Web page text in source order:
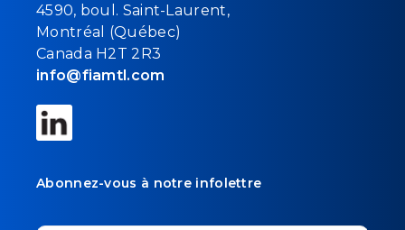
4590, boul. Saint-Laurent,
Montréal (Québec)
Canada H2T 2R3
info@fiamtl.com
Abonnez-vous à notre infolettre